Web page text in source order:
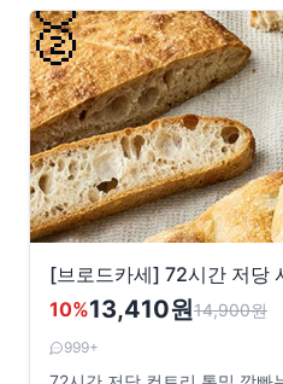
🥈
[브로드카세] 72시간 저당
10%13,410원14,900원
999+